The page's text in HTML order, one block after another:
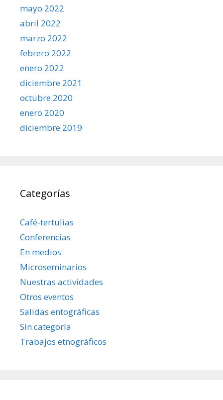
mayo 2022
abril 2022
marzo 2022
febrero 2022
enero 2022
diciembre 2021
octubre 2020
enero 2020
diciembre 2019
Categorías
Café-tertulias
Conferencias
En medios
Microseminarios
Nuestras actividades
Otros eventos
Salidas entográficas
Sin categoría
Trabajos etnográficos